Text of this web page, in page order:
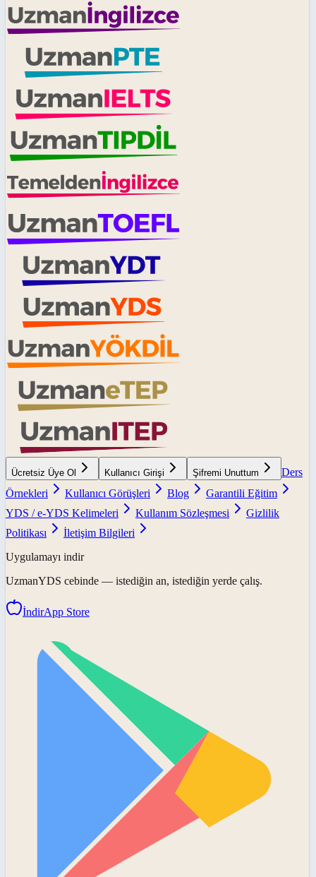
Ücretsiz Üye Ol Kullanıcı Girişi Şifremi Unuttum
Ders
Örnekleri
Kullanıcı Görüşleri Blog
Garantili Eğitim
YDS / e-YDS Kelimeleri
Kullanım Sözleşmesi
Gizlilik
Politikası
İletişim Bilgileri
Uygulamayı indir
UzmanYDS cebinde — istediğin an, istediğin yerde çalış.
İndirApp Store